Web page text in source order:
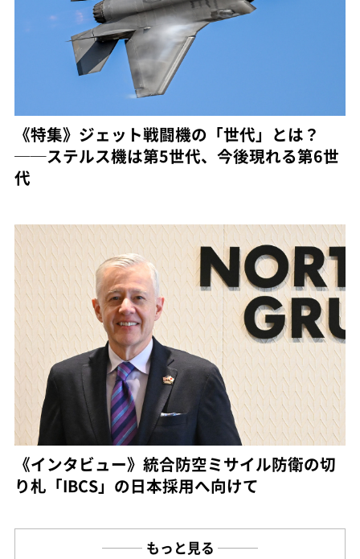
《特集》ジェット戦闘機の「世代」とは？
──ステルス機は第5世代、今後現れる第6世
代
《インタビュー》統合防空ミサイル防衛の切
り札「IBCS」の日本採用へ向けて
もっと見る